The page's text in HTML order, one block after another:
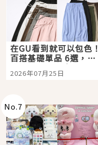
在GU看到就可以包色！
百搭基礎單品 6選，閉
眼全收也不心疼
2026年07月25日
No.7